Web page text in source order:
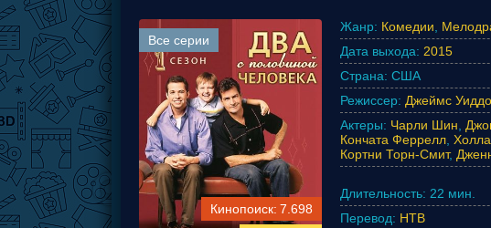
Все серии
7.698
Жанр: Комедии
Дата выхода: 2015
Страна: США
Режиссер: Джеймс
Актеры: Чарли Шин
Кончата Феррелл
Кортни Торн-Смит,
Длительность: 22 мин.
Перевод: НТВ